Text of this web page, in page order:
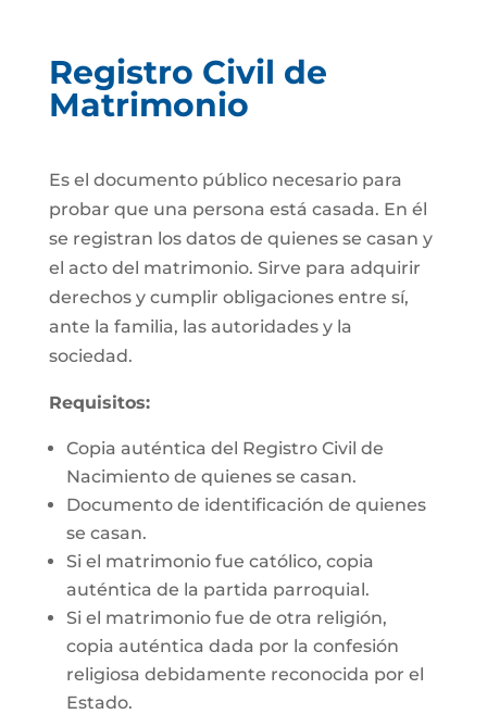
Registro Civil de
Matrimonio
Es el documento público necesario para
probar que una persona está casada. En él
se registran los datos de quienes se casan y
el acto del matrimonio. Sirve para adquirir
derechos y cumplir obligaciones entre sí,
ante la familia, las autoridades y la
sociedad.
Requisitos:
Copia auténtica del Registro Civil de
Nacimiento de quienes se casan.
Documento de identificación de quienes
se casan.
Si el matrimonio fue católico, copia
auténtica de la partida parroquial.
Si el matrimonio fue de otra religión,
copia auténtica dada por la confesión
religiosa debidamente reconocida por el
Estado.